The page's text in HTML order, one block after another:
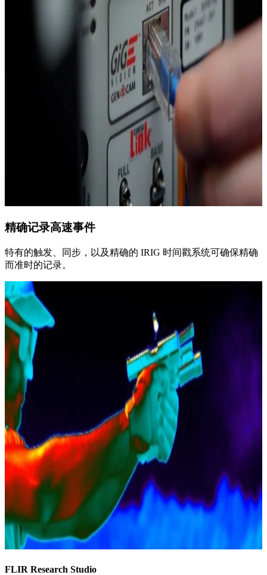
精确记录高速事件
特有的触发、同步，以及精确的 IRIG 时间戳系统可确保精确
而准时的记录。
FLIR Research Studio